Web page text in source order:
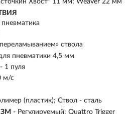
Хвост" 11 мм; Weaver 22 мм
ствола
пневматики 4,5 мм
- 1 пуля
м/с
(пластик); Ствол - сталь
- Регулируемый; Quattro Trigger